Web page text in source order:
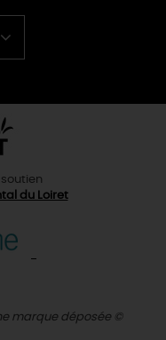
du Loiret
marque déposée ©